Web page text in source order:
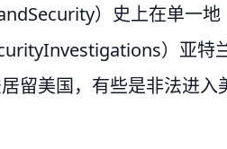
）史上在单一地
）亚特
留美国，有些是非法进入